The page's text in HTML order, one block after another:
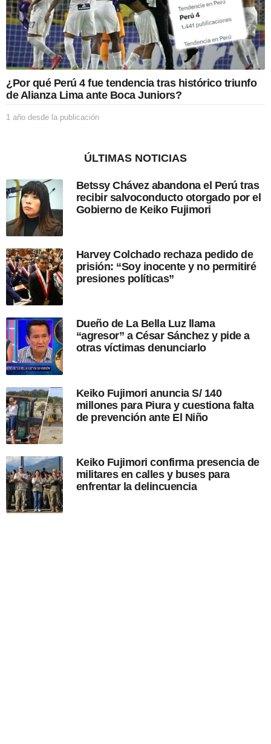
l
a
p
u
b
l
i
c
¿Por qué Perú 4 fue tendencia tras histórico triunfo
de Alianza Lima ante Boca Juniors?
1 año desde la publicación
d
s
d
e
u
b
l
c
i
ó
ÚLTIMAS NOTICIAS
Betssy Chávez abandona el Perú tras
recibir salvoconducto otorgado por el
Gobierno de Keiko Fujimori
Harvey Colchado rechaza pedido de
prisión: “Soy inocente y no permitiré
presiones políticas”
Dueño de La Bella Luz llama
“agresor” a César Sánchez y pide a
otras víctimas denunciarlo
Keiko Fujimori anuncia S/ 140
millones para Piura y cuestiona falta
de prevención ante El Niño
Keiko Fujimori confirma presencia de
militares en calles y buses para
enfrentar la delincuencia